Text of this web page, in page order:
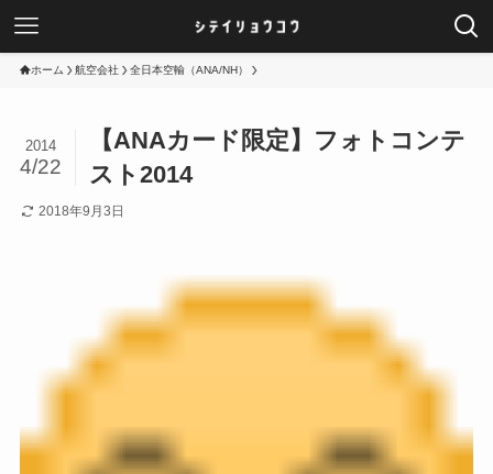
ホーム 航空会社 全日本空輸（ANA/NH）
【ANAカード限定】フォトコンテ
スト2014
2014
4/22
2018年9月3日